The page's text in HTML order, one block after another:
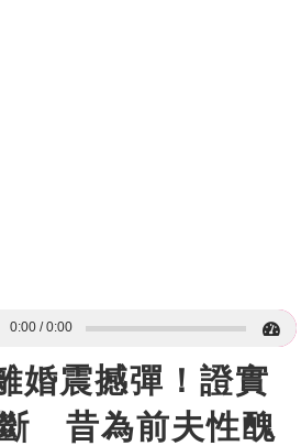
0:00 0:00
婚震撼彈！證實
昔為前夫性醜